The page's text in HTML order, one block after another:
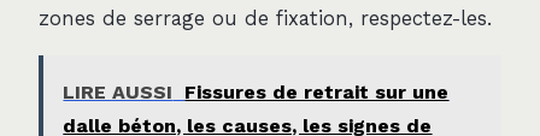
zones de serrage ou de fixation, respectez-les.
LIRE AUSSI
Fissures de retrait sur une
dalle béton, les causes, les signes de